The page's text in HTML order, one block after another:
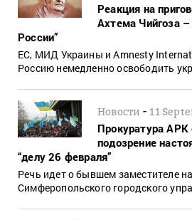
Реакция на
Ахтема Чийгоза –
России”
ЕС, МИД Украины и Amnesty
Россию немедленно освободить
Новости -11
Прокуратура АРК
подозрение
“делу 26 февраля”
Речь идет о бывшем заместителе
Симферопольского городского